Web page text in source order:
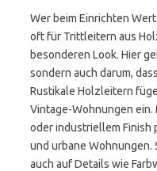
Wer beim Einrichten
oft für Trittleitern aus
besonderen Look. Hier
sondern auch darum,
Rustikale Holzleitern
Vintage-Wohnungen
oder industriellem Finish
und urbane
auch auf Details wie